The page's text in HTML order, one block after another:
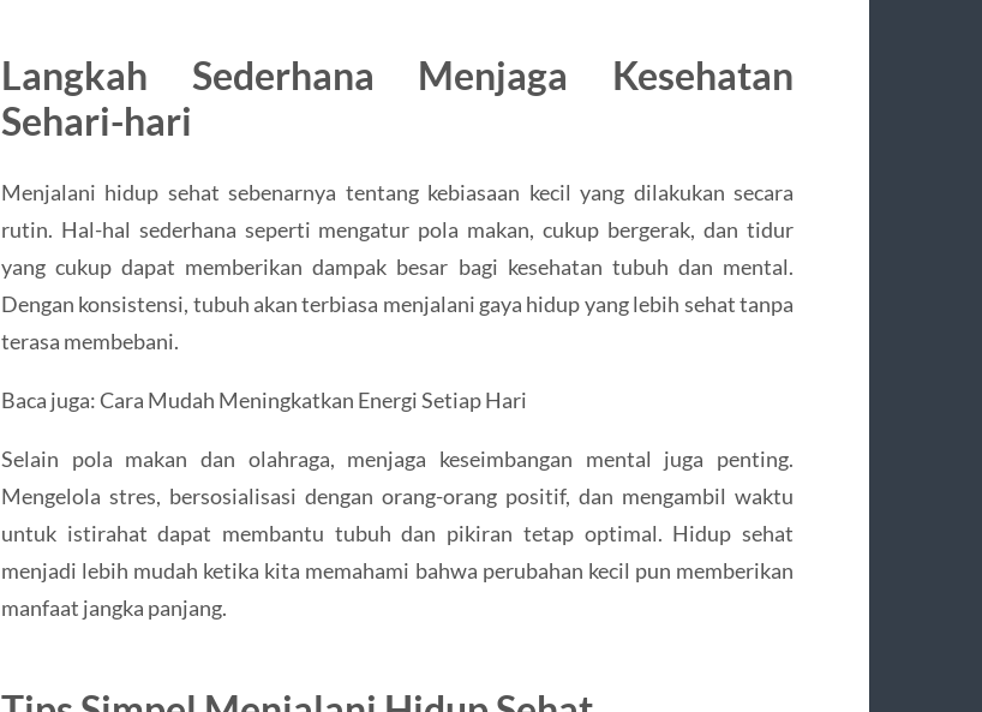
Langkah Sederhana Menjaga Kesehatan
Sehari-hari
Menjalani hidup sehat sebenarnya tentang kebiasaan kecil yang dilakukan secara
rutin. Hal-hal sederhana seperti mengatur pola makan, cukup bergerak, dan tidur
yang cukup dapat memberikan dampak besar bagi kesehatan tubuh dan mental.
Dengan konsistensi, tubuh akan terbiasa menjalani gaya hidup yang lebih sehat tanpa
terasa membebani.
Baca juga: Cara Mudah Meningkatkan Energi Setiap Hari
Selain pola makan dan olahraga, menjaga keseimbangan mental juga penting.
Mengelola stres, bersosialisasi dengan orang-orang positif, dan mengambil waktu
untuk istirahat dapat membantu tubuh dan pikiran tetap optimal. Hidup sehat
menjadi lebih mudah ketika kita memahami bahwa perubahan kecil pun memberikan
manfaat jangka panjang.